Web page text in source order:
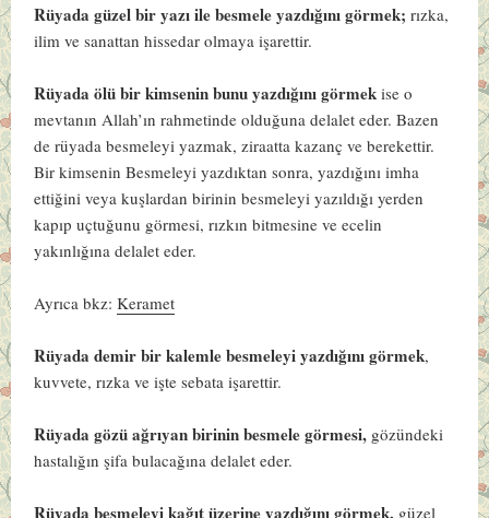
Rüyada güzel bir yazı ile besmele yazdığını görmek;rızka,
ilim ve sanattan hissedar olmaya işarettir.
Rüyada ölü bir kimsenin bunu yazdığını görmek ise o
mevtanın Allah’ın rahmetinde olduğuna delalet eder. Bazen
de rüyada besmeleyi yazmak, ziraatta kazanç ve berekettir.
Bir kimsenin Besmeleyi yazdıktan sonra, yazdığını imha
ettiğini veya kuşlardan birinin besmeleyi yazıldığı yerden
kapıp uçtuğunu görmesi, rızkın bitmesine ve ecelin
yakınlığına delalet eder.
Ayrıca bkz:Keramet
Rüyada demir bir kalemle besmeleyi yazdığını görmek,
kuvvete, rızka ve işte sebata işarettir.
Rüyada gözü ağrıyan birinin besmele görmesi, gözündeki
hastalığın şifa bulacağına delalet eder.
Rüyada besmeleyikağıtüzerine yazdığını görmek, güzel